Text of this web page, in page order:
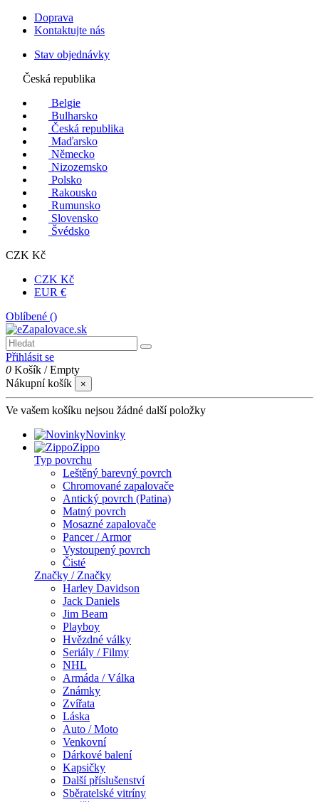
Doprava
Kontaktujte nás
Stav objednávky
Česká republika
Belgie
Bulharsko
Česká republika
Maďarsko
Německo
Nizozemsko
Polsko
Rakousko
Rumunsko
Slovensko
Švédsko
CZK Kč
CZK Kč
EUR €
Oblíbené ()
Přihlásit se
0 Košík /Empty
Nákupní košík
×
Ve vašem košíku nejsou žádné další položky
Novinky
Zippo
Typ povrchu
Leštěný barevný povrch
Chromované zapalovače
Antický povrch (Patina)
Matný povrch
Mosazné zapalovače
Pancer / Armor
Vystoupený povrch
Čisté
Značky / Značky
Harley Davidson
Jack Daniels
Jim Beam
Playboy
Hvězdné války
Seriály / Filmy
NHL
Armáda / Válka
Známky
Zvířata
Láska
Auto / Moto
Venkovní
Dárkové balení
Kapsičky
Další příslušenství
Sběratelské vitríny